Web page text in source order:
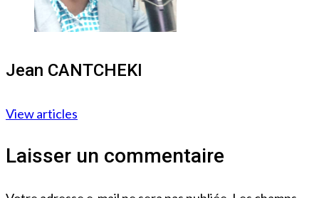
Jean CANTCHEKI
View articles
Laisser un commentaire